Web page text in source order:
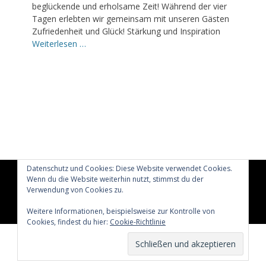
beglückende und erholsame Zeit! Während der vier
Tagen erlebten wir gemeinsam mit unseren Gästen
Zufriedenheit und Glück! Stärkung und Inspiration
Weiterlesen …
Datenschutz und Cookies: Diese Website verwendet Cookies.
Wenn du die Website weiterhin nutzt, stimmst du der
Verwendung von Cookies zu.
Weitere Informationen, beispielsweise zur Kontrolle von
Cookies, findest du hier: Cookie-Richtlinie
Copyright © 2026 Glücklich märchenhaft leben All Rights
Reserved.